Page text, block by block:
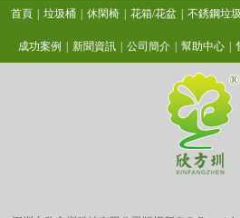
首頁 | 垃圾桶 | 休閑椅 | 花箱/花盆 | 不銹鋼垃
成功案例 | 新聞資訊 | 公司簡介 | 幫助中心 |